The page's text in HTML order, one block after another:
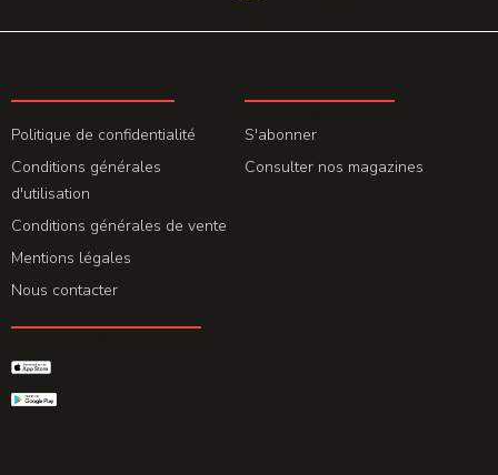
Politique de confidentialité
Conditions générales
d'utilisation
Conditions générales de vente
Mentions légales
Nous contacter
S'abonner
Consulter nos magazines